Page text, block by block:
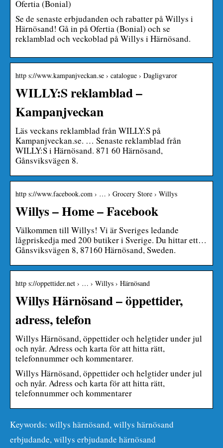
Ofertia (Bonial)
Se de senaste erbjudanden och rabatter på Willys i
Härnösand! Gå in på Ofertia (Bonial) och se
reklamblad och veckoblad på Willys i Härnösand.
http s://www.kampanjveckan.se › catalogue › Dagligvaror
WILLY:S reklamblad –
Kampanjveckan
Läs veckans reklamblad från WILLY:S på
Kampanjveckan.se. … Senaste reklamblad från
WILLY:S i Härnösand. 871 60 Härnösand,
Gånsviksvägen 8.
http s://www.facebook.com › … › Grocery Store › Willys
Willys – Home – Facebook
Välkommen till Willys! Vi är Sveriges ledande
lågpriskedja med 200 butiker i Sverige. Du hittar ett…
Gånsviksvägen 8, 87160 Härnösand, Sweden.
http s://oppettider.net › … › Willys › Härnösand
Willys Härnösand – öppettider,
adress, telefon
Willys Härnösand, öppettider och helgtider under jul
och nyår. Adress och karta för att hitta rätt,
telefonnummer och kommentarer.
Willys Härnösand, öppettider och helgtider under jul
och nyår. Adress och karta för att hitta rätt,
telefonnummer och kommentarer
Keywords: willys härnösand, willys härnösand
erbjudande, willys erbjudande härnösand